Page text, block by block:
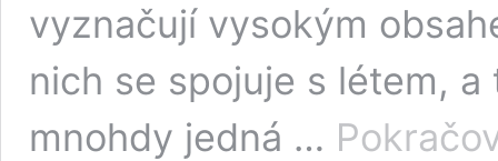
vyznačují vysokým
nich se spojuje s létem,
mnohdy jedná …